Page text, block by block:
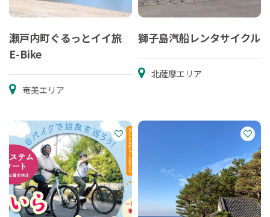
瀬戸内町ぐるっとイイ旅
E-Bike
奄美エリア
獅子島汽船レンタサイクル
北薩摩エリア